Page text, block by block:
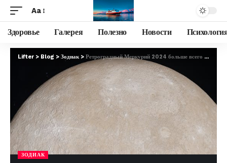
Aa
Здоровье Галерея Полезно Новости
Lifter > Blog > Зодиак> Ретроградный Меркурий 2024 больше всего повлияет на эти 3 знака Зодиака
ЗОДИАК